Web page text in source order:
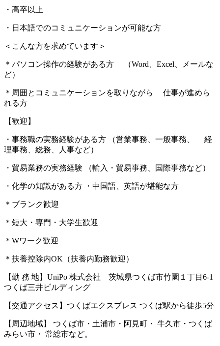
・高卒以上
・日本語でのコミュニケーションが可能な方
＜こんな方を求めています＞
＊パソコン操作の経験がある方 （Word、Excel、メールな
ど）
＊周囲とコミュニケーションを取りながら 仕事が進めら
れる方
【歓迎】
・事務職の実務経験がある方 （営業事務、一般事務、 経
理事務、総務、人事など）
・貿易業務の実務経験 （輸入・貿易事務、国際事務など）
・化学の知識がある方 ・中国語、英語が堪能な方
＊ブランク歓迎
＊短大・専門・大学生歓迎
＊Wワーク歓迎
＊扶養控除内OK（扶養内勤務歓迎）
【勤 務 地】UniPo 株式会社 茨城県つくば市竹園１丁目6-1
つくば三井ビルディング
【交通アクセス】つくばエクスプレス つくば駅から徒歩5分
【周辺地域】 つくば市・土浦市・阿見町・ 牛久市・つくば
みらい市・ 常総市など。